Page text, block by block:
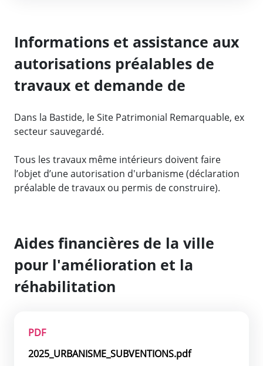
Informations et assistance aux
autorisations préalables de
travaux et demande de
Dans la Bastide, le Site Patrimonial Remarquable, ex
secteur sauvegardé.
Tous les travaux même intérieurs doivent faire
l’objet d’une autorisation d'urbanisme (déclaration
préalable de travaux ou permis de construire).
Aides financières de la ville
pour l'amélioration et la
réhabilitation
PDF
2025_URBANISME_SUBVENTIONS.pdf